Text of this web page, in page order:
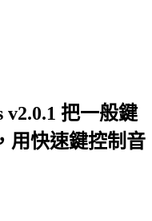
v2.0.1 把一般鍵
用快速鍵控制音